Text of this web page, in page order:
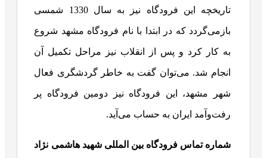
تاریخچه این فرودگاه نیز به سال 1330 شمسی
بازمی‌گردد که در ابتدا با نام فرودگاه مشهد شروع
به کار کرد و پس از انقلاب نیز مراحل تکمیل آن
انجام شد. می‌توان گفت به خاطر گردشگری فعال
شهر مشهد، این فرودگاه نیز دومین فرودگاه پر
رفت‌وآمد ایران به حساب می‌آید.
شماره تماس فرودگاه بین المللی شهید هاشمی نژاد